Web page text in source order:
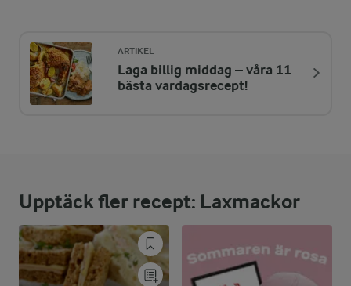
ENERGIDISTRIBUTION %
NÄRINGSVÄRDEN PER PORT
Fett:
41,4 %
33,2 g
Kolhydrater:
46,6 %
81,2 g
ARTIKEL
Laga billig middag – våra 11
bästa vardagsrecept!
Upptäck fler recept: Laxmackor